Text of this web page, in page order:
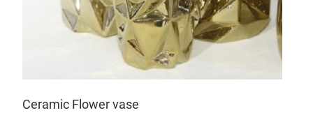
Ceramic Flower vase